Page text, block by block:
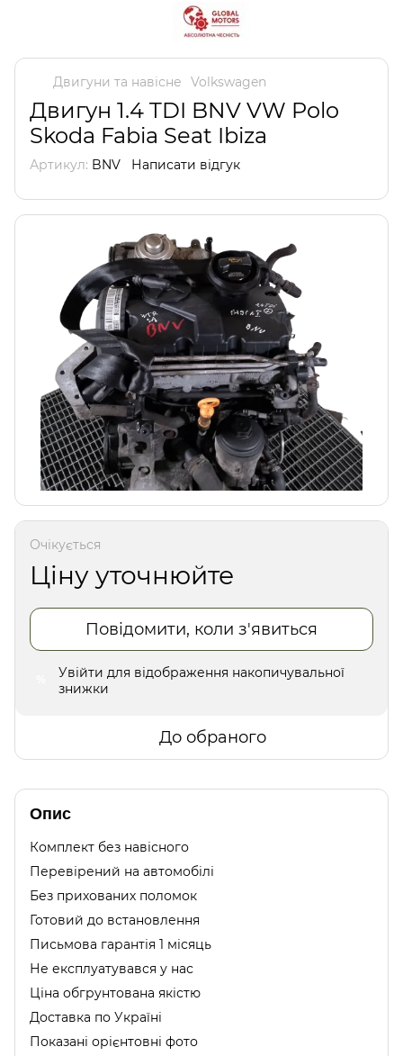
Двигуни та навісне Volkswagen
Двигун 1.4 TDI BNV VW Polo
Skoda Fabia Seat Ibiza
Артикул: BNV Написати відгук
Очікується
Ціну уточнюйте
Повідомити, коли з'явиться
Увійти для відображення накопичувальної
знижки
До обраного
Опис
Комплект без навісного
Перевірений на автомобілі
Без прихованих поломок
Готовий до встановлення
Письмова гарантія 1 місяць
Не експлуатувався у нас
Ціна обгрунтована якістю
Доставка по Україні
Показані орієнтовні фото